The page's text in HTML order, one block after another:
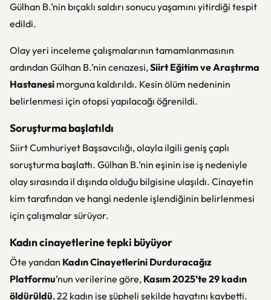
Gülhan B.’nin bıçaklı saldırı sonucu yaşamını yitirdiği tespit
edildi.
Olay yeri inceleme çalışmalarının tamamlanmasının
ardından Gülhan B.’nin cenazesi,Siirt Eğitim ve Araştırma
Hastanesi morguna kaldırıldı. Kesin ölüm nedeninin
belirlenmesi için otopsi yapılacağı öğrenildi.
Soruşturma başlatıldı
Siirt Cumhuriyet Başsavcılığı, olayla ilgili geniş çaplı
soruşturma başlattı. Gülhan B.’nin eşinin ise iş nedeniyle
olay sırasında il dışında olduğu bilgisine ulaşıldı. Cinayetin
kim tarafından ve hangi nedenle işlendiğinin belirlenmesi
için çalışmalar sürüyor.
Kadın cinayetlerine tepki büyüyor
Öte yandan Kadın Cinayetlerini Durduracağız
Platformu’nun verilerine göre, Kasım 2025’te 29 kadın
öldürüldü, 22 kadın ise şüpheli şekilde hayatını kaybetti.